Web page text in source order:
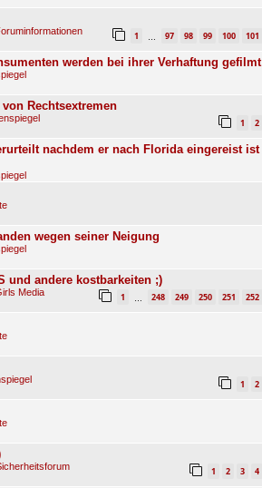
1 97 98 99 100 101
werden bei ihrer Verhaftung gefilmt
Rechtsextremen
1 2
nachdem er nach Florida eingereist ist
wegen seiner Neigung
und andere kostbarkeiten ;)
Media 1 248 249 250 251 252
1 2
1 2 3 4